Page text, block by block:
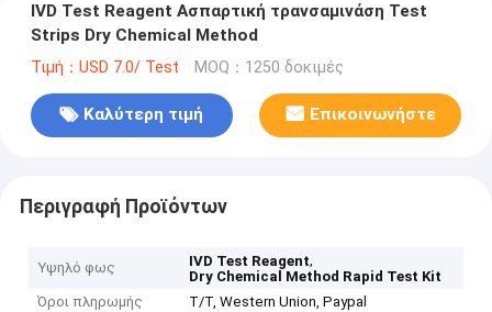
IVD Test Reagent Ασπαρτική τρανσαμινάση Test
Strips Dry Chemical Method
Τιμή：USD 7.0/ Test MOQ：1250 δοκιμές
Καλύτερη τιμή Επικοινωνήστε
Περιγραφή Προϊόντων
Υψηλό φως IVD Test Reagent,
Dry Chemical Method Rapid Test Kit
Όροι πληρωμής
T/T, Western Union, Paypal